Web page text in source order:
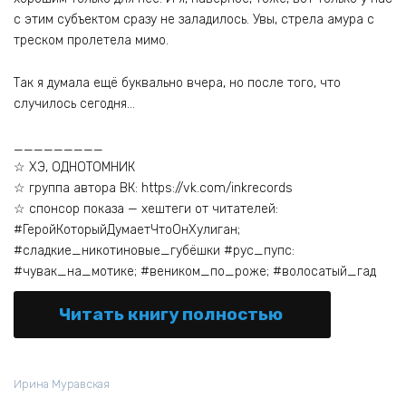
с этим субъектом сразу не заладилось. Увы, стрела амура с
треском пролетела мимо.
Так я думала ещё буквально вчера, но после того, что
случилось сегодня…
_________
☆ ХЭ, ОДНОТОМНИК
☆ группа автора ВК: https://vk.com/inkrecords
☆ спонсор показа — хештеги от читателей:
#ГеройКоторыйДумаетЧтоОнХулиган;
#сладкие_никотиновые_губёшки #рус_пупс:
#чувак_на_мотике; #веником_по_роже; #волосатый_гад
Читать книгу полностью
Ирина Муравская